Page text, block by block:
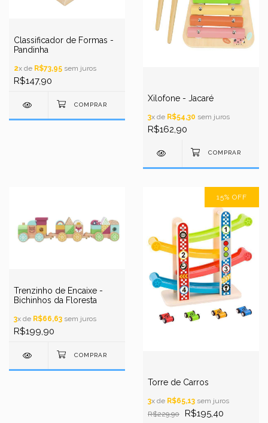
Classificador de Formas -
Pandinha
2x de R$73,95 sem juros
R$147,90
Xilofone - Jacaré
3x de R$54,30 sem juros
R$162,90
Trenzinho de Encaixe -
Bichinhos da Floresta
3x de R$66,63 sem juros
R$199,90
15% OFF
Torre de Carros
3x de R$65,13 sem juros
R$229,90
R$195,40